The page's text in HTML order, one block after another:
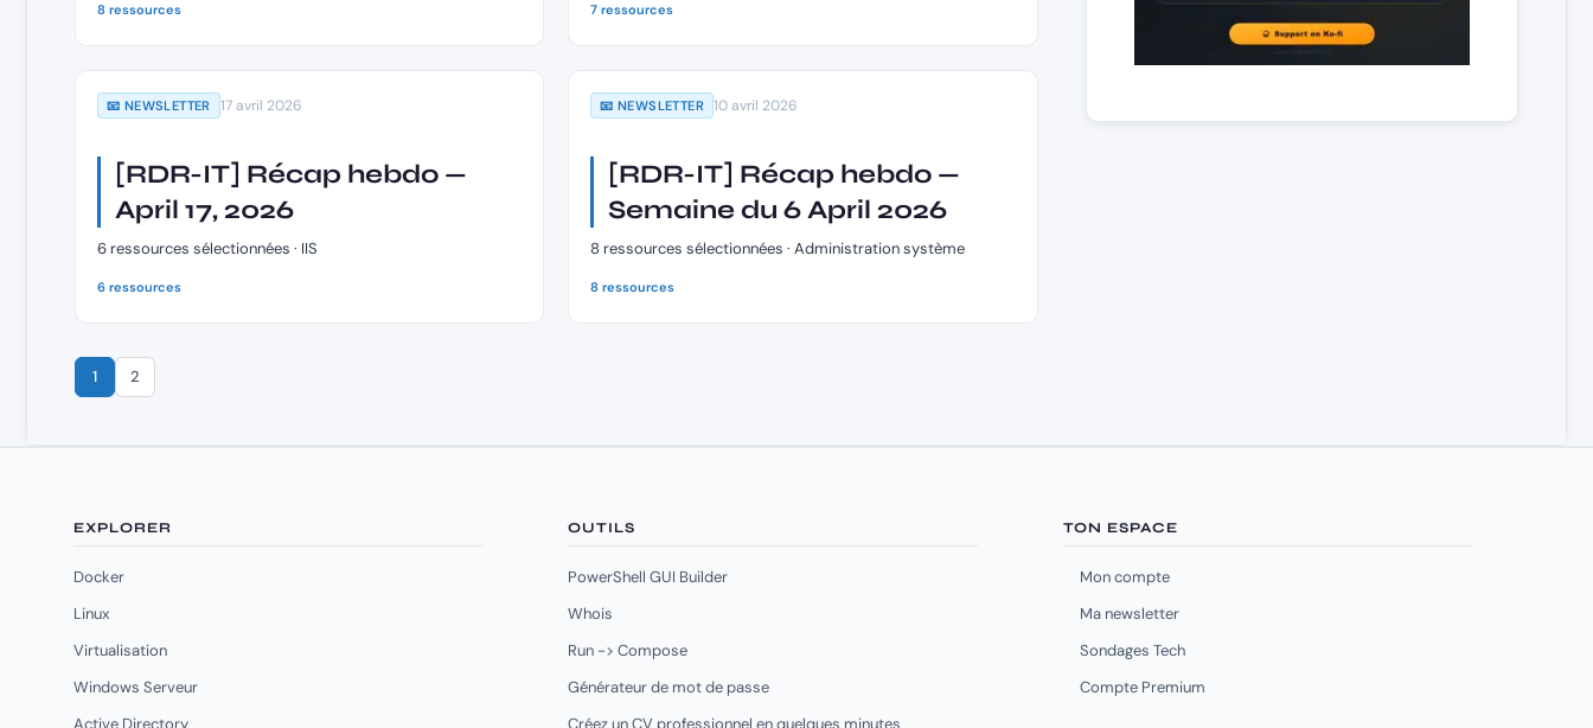
8 ressources 7 ressources
📧 NEWSLETTER 17 avril 2026
[RDR-IT] Récap hebdo —
April 17, 2026
6 ressources sélectionnées · IIS
6 ressources
📧 NEWSLETTER 10 avril 2026
[RDR-IT] Récap hebdo —
Semaine du 6 April 2026
8 ressources sélectionnées · Administration système
8 ressources
1 2
EXPLORER
Docker
Linux
Virtualisation
Windows Serveur
Active Directory
OUTILS
PowerShell GUI Builder
Whois
Run -> Compose
Générateur de mot de passe
Créez un CV professionnel en quelques minutes
TON ESPACE
Mon compte
Ma newsletter
Sondages Tech
Compte Premium